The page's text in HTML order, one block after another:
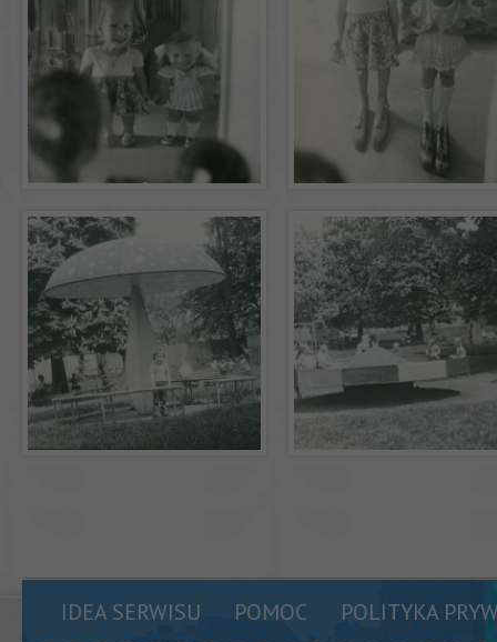
IDEA SERWISU POMOC POLITYKA